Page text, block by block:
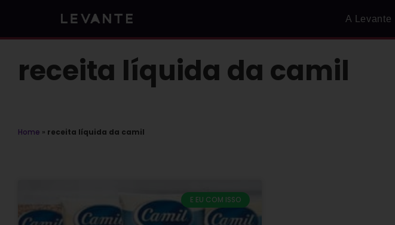
A Levante
receita líquida da camil
Home » receita líquida da camil
E EU COM ISSO